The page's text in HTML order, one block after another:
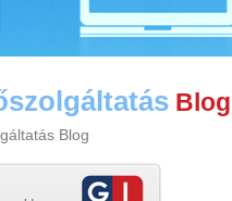
Blog
Blog